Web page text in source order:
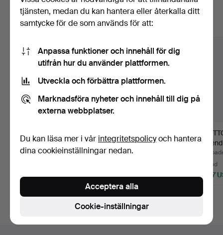
matchar din sökning
Visa alla föremål
(1844-1925). Motiv från
V…
Klubbades 12 jun 2026
258 USD
trädgårdslandet.
Klubbades 12 jun 2026
1 471 USD
Utvalt
föremål
29 bud
6 727
föremål
tjänsten, medan du kan hantera eller återkalla ditt
samtycke för de som används för att:
Anpassa funktioner och innehåll för dig
utifrån hur du använder plattformen.
Utveckla och förbättra plattformen.
Marknadsföra nyheter och innehåll till dig på
externa webbplatser.
Du kan läsa mer i vår integritetspolicyoch hantera
dina cookieinställningar nedan.
Cookie-inställningar
Acceptera alla